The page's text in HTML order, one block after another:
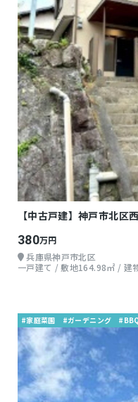
【中古戸建】神戸市北区
380万円
兵庫県神戸市北区
一戸建て / 敷地164.98㎡ / 建
#家庭菜園 #ガーデニング